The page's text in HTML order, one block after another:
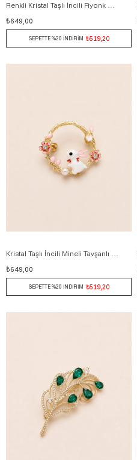
Renkli Kristal Taşlı İncili Fiyonk Model Broş 5 cm ALTIN
₺649,00
SEPETTE %20 İNDİRİM ₺519,20
₺649,00
SEPETTE %20 İNDİRİM ₺519,20